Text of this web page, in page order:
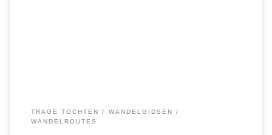
TRAGE TOCHTEN
WANDELGIDSEN
WANDELROUTES